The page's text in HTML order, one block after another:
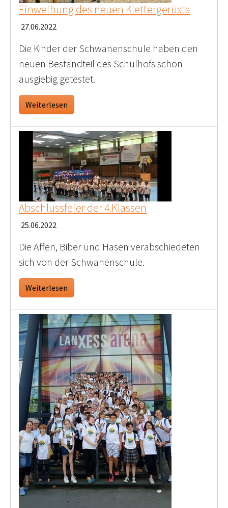
Einweihung des neuen Klettergerüsts
27.06.2022
Die Kinder der Schwanenschule haben den
neuen Bestandteil des Schulhofs schon
ausgiebig getestet.
Weiterlesen
Abschlussfeier der 4.Klassen
25.06.2022
Die Affen, Biber und Hasen verabschiedeten
sich von der Schwanenschule.
Weiterlesen